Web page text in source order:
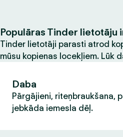
Populāras Tinder lietotāju
Tinder lietotāji parasti atrod
mūsu kopienas locekļiem. Lūk
Daba
Pārgājieni, riteņbraukšana,
jebkāda iemesla dēļ.